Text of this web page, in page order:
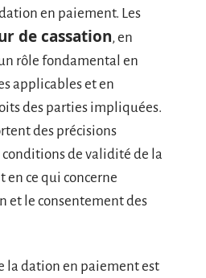
en paiement. Les
de cassation, en
rôle fondamental en
applicables et en
des parties impliquées.
des précisions
conditions de validité de la
ce qui concerne
et le consentement des
la dation en paiement est